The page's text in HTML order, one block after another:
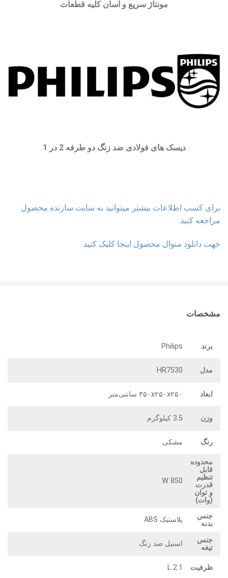
مونتاژ سریع و آسان کلیه قطعات
دیسک های فولادی ضد زنگ دو طرفه 2 در 1
برای کسب اطلاعات بیشتر میتوانید به سایت سازنده محصول
مراجعه کنید.
جهت دانلود منوال محصول اینجا کلیک کنید.
مشخصات
برند Philips
مدل HR7530
ابعاد ۳۵۰x۲۵۰x۲۵۰ سانتی‌متر
وزن 3.5 کیلوگرم
رنگ مشکی
محدوده
قابل
تنظیم
قدرت
و توان
(وات)
850 W
جنس
بدنه
پلاستیک ABS
جنس
تیغه
استیل ضد زنگ
ظرفیت 2.1 L